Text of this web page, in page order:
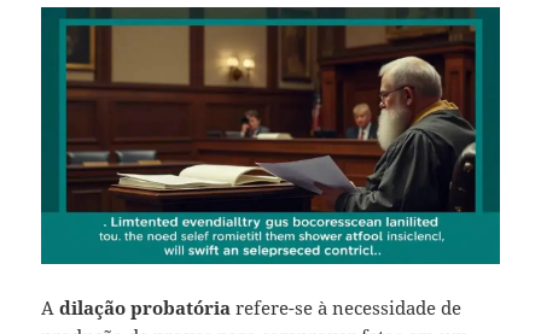
Adilação probatória refere-se à necessidade de